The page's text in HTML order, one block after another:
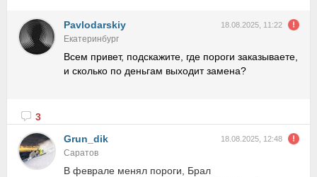
Pavlodarskiy 18.08.2025, 11:22
Екатеринбург
Всем привет, подскажите, где пороги заказываете,
и сколько по деньгам выходит замена?
3
Grun_dik
18.08.2025, 12:48
Саратов
В феврале менял пороги, Брал